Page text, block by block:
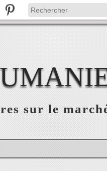
sur le